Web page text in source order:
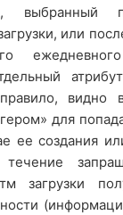
выбранный
или
видно
для
ее создания
загрузки